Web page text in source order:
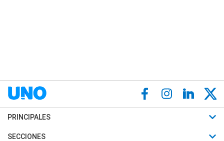
PRINCIPALES
Últimas Noticias
SECCIONES